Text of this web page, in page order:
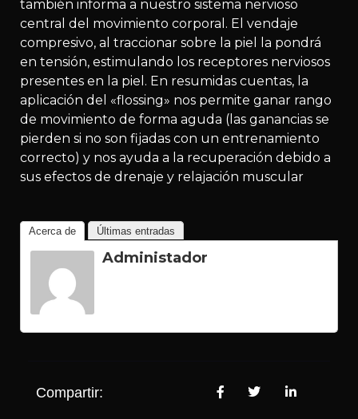
también informa a nuestro sistema nervioso
central del movimiento corporal. El vendaje
compresivo, al traccionar sobre la piel la pondrá
en tensión, estimulando los receptores nerviosos
presentes en la piel. En resumidas cuentas, la
aplicación del «flossing» nos permite ganar rango
de movimiento de forma aguda (las ganancias se
pierden si no son fijadas con un entrenamiento
correcto) y nos ayuda a la recuperación debido a
sus efectos de drenaje y relajación muscular
Acerca de Últimas entradas
Administador
Compartir: